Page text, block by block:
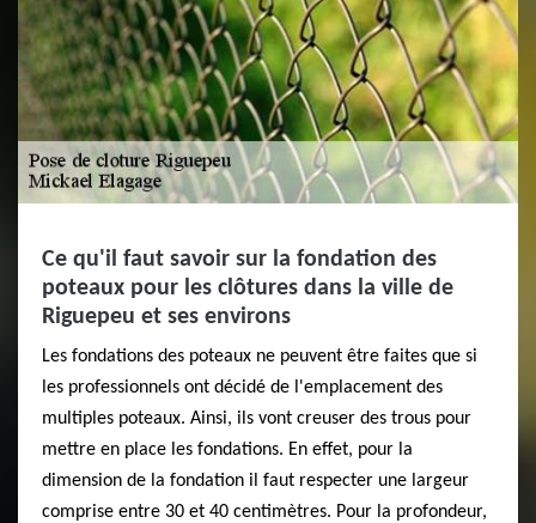
Ce qu'il faut savoir sur la fondation des
poteaux pour les clôtures dans la ville de
Riguepeu et ses environs
Les fondations des poteaux ne peuvent être faites que si
les professionnels ont décidé de l'emplacement des
multiples poteaux. Ainsi, ils vont creuser des trous pour
mettre en place les fondations. En effet, pour la
dimension de la fondation il faut respecter une largeur
comprise entre 30 et 40 centimètres. Pour la profondeur,